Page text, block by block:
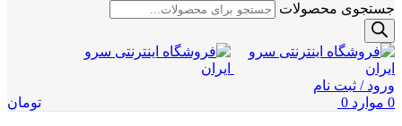
جستجوی محصولات
ورود / ثبت نام
0 موارد 0 تومان